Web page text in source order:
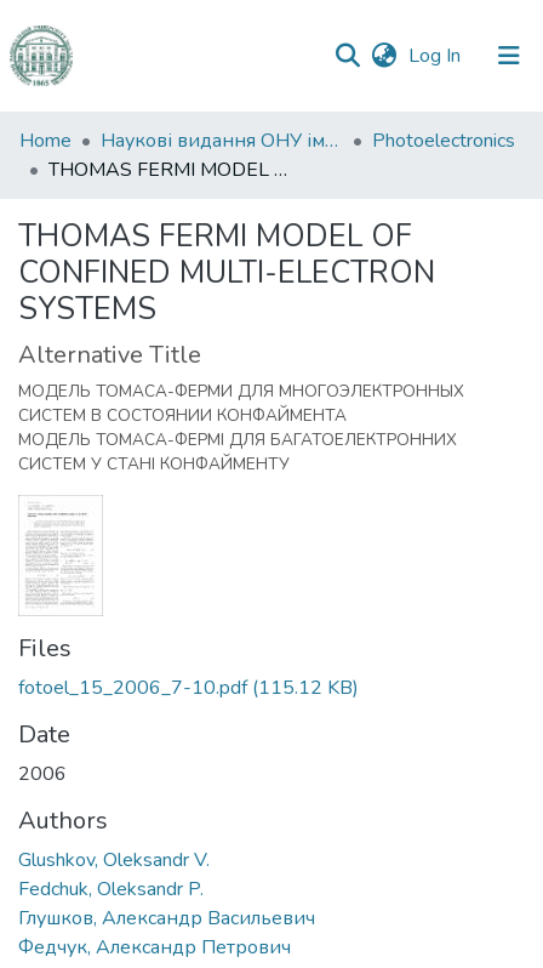
Log In (current)
Communities
&
All of DSpace
Statistics
Home Наукові видання ОНУ імені І. І. Мечникова
Photoelectronics
THOMAS FERMI MODEL OF CONFINED MULTI-ELECTRON SYSTEMS
THOMAS FERMI MODEL OF
CONFINED MULTI-ELECTRON
SYSTEMS
Alternative Title
МОДЕЛЬ ТОМАСА-ФЕРМИ ДЛЯ МНОГОЭЛЕКТРОННЫХ
СИСТЕМ В СОСТОЯНИИ КОНФАЙМЕНТА
МОДЕЛЬ ТОМАСА-ФЕРМІ ДЛЯ БАГАТОЕЛЕКТРОННИХ
СИСТЕМ У СТАНІ КОНФАЙМЕНТУ
Files
fotoel_15_2006_7-10.pdf(115.12 KB)
Date
2006
Authors
Glushkov, Oleksandr V.
Fedchuk, Oleksandr P.
Глушков, Александр Васильевич
Федчук, Александр Петрович